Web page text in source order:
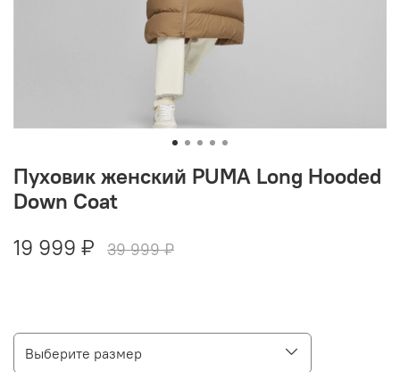
Пуховик женский PUMA Long Hooded
Down Coat
19 999 ₽
39 999 ₽
Выберите размер